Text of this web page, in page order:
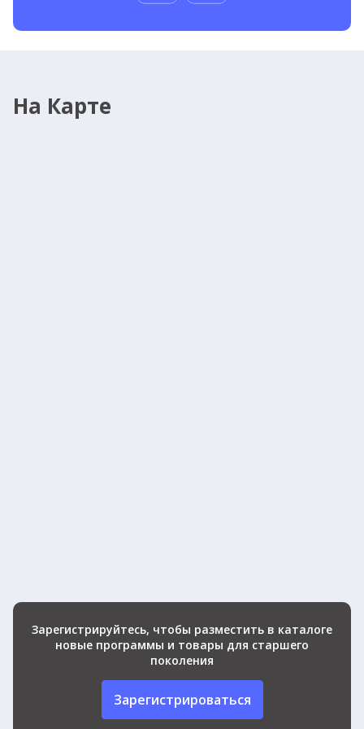
На Карте
Зарегистрируйтесь, чтобы разместить в каталоге
новые программы и товары для старшего
поколения
Зарегистрироваться